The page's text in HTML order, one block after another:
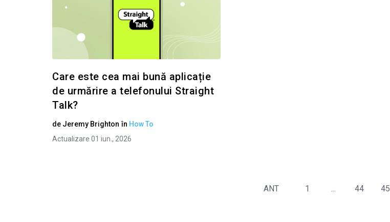
Care este cea mai bună aplicație
de urmărire a telefonului Straight
Talk?
de Jeremy Brighton în How To
Actualizare 01 iun., 2026
ANT 1 ... 44 45